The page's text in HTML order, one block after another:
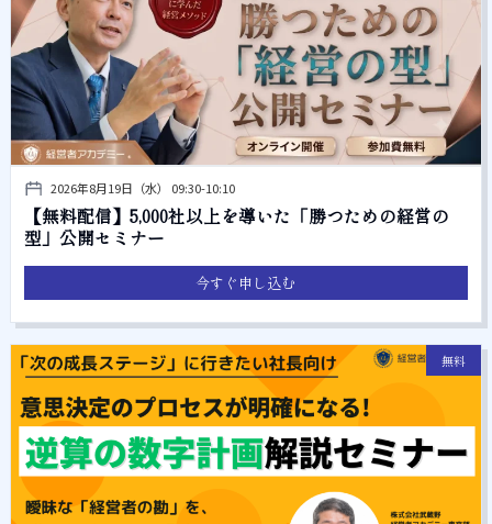
2026年8月19日（水） 09:30-10:10
【無料配信】5,000社以上を導いた「勝つための経営の
型」公開セミナー
今すぐ申し込む
無料